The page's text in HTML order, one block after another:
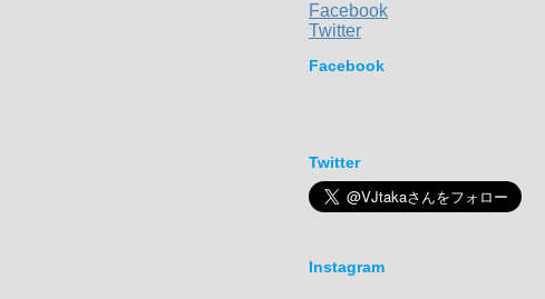
Facebook
Twitter
Facebook
Twitter
Instagram